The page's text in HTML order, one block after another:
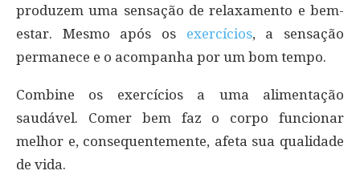
produzem uma sensação de relaxamento e bem-
estar. Mesmo após os exercícios, a sensação
permanece e o acompanha por um bom tempo.
Combine os exercícios a uma alimentação
saudável. Comer bem faz o corpo funcionar
melhor e, consequentemente, afeta sua qualidade
de vida.